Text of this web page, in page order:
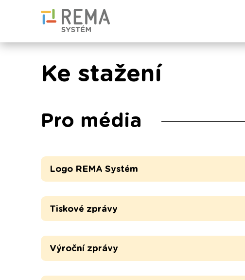
Ke stažení
Pro média
Logo REMA Systém
Tiskové zprávy
Výroční zprávy